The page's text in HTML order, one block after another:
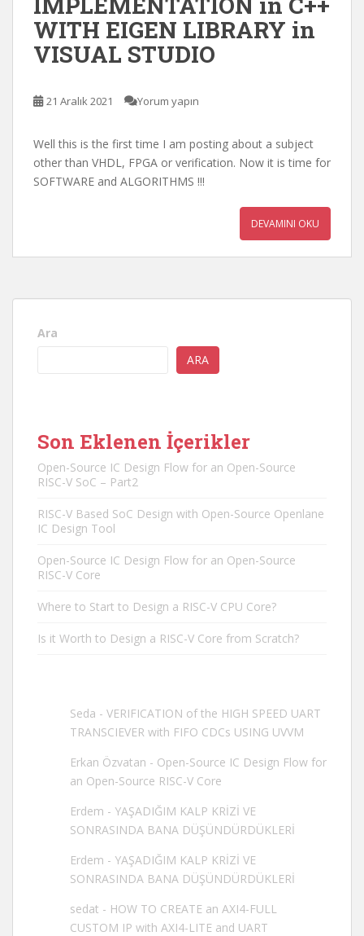
WITH EIGEN LIBRARY in
VISUAL STUDIO
21 Aralık 2021 Yorum yapın
Well this is the first time I am posting about a subject
other than VHDL, FPGA or verification. Now it is time for
SOFTWARE and ALGORITHMS !!!
DEVAMINI OKU
Ara
ARA
Son Eklenen İçerikler
Open-Source IC Design Flow for an Open-Source
RISC-V SoC – Part2
RISC-V Based SoC Design with Open-Source Openlane
IC Design Tool
Open-Source IC Design Flow for an Open-Source
RISC-V Core
Where to Start to Design a RISC-V CPU Core?
Is it Worth to Design a RISC-V Core from Scratch?
Seda - VERIFICATION of the HIGH SPEED UART
TRANSCIEVER with FIFO CDCs USING UVVM
Erkan Özvatan - Open-Source IC Design Flow for
an Open-Source RISC-V Core
Erdem - YAŞADIĞIM KALP KRİZİ VE
SONRASINDA BANA DÜŞÜNDÜRDÜKLERİ
Erdem - YAŞADIĞIM KALP KRİZİ VE
SONRASINDA BANA DÜŞÜNDÜRDÜKLERİ
sedat - HOW TO CREATE an AXI4-FULL
CUSTOM IP with AXI4-LITE and UART